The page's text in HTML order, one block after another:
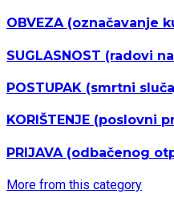
OBVEZA(označavanje
SUGLASNOST (radovi
POSTUPAK (smrtni
KORIŠTENJE (poslovni
PRIJAVA (odbačenog
More from this category